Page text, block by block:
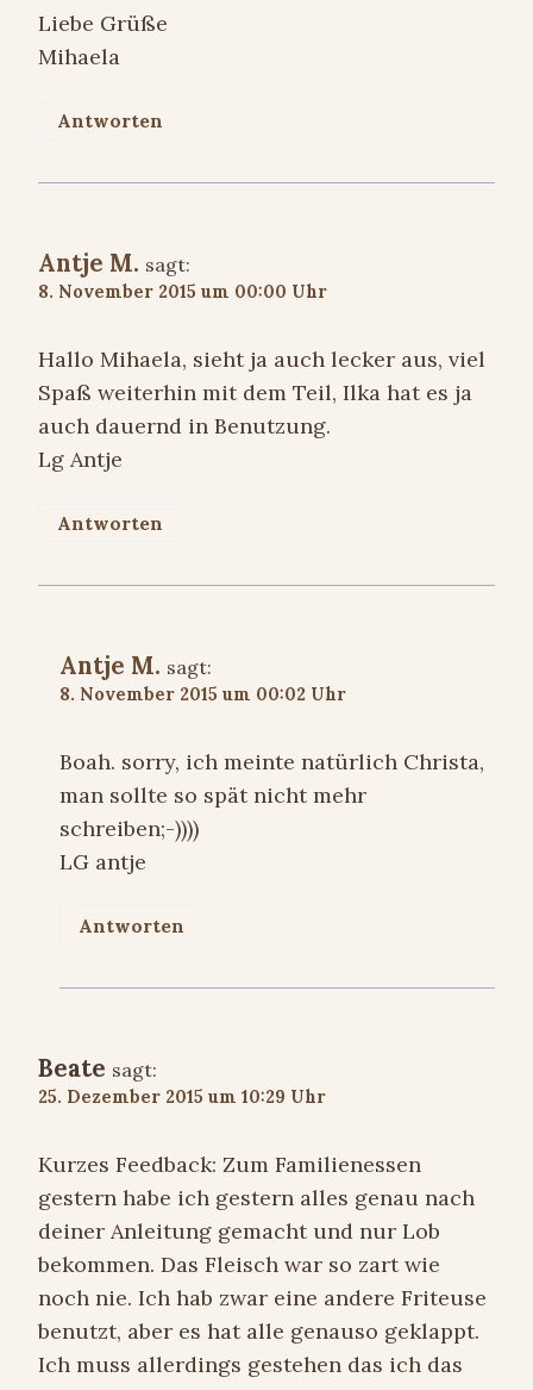
Liebe Grüße
Mihaela
Antworten
Antje M. sagt:
8. November 2015 um 00:00 Uhr
Hallo Mihaela, sieht ja auch lecker aus, viel
Spaß weiterhin mit dem Teil, Ilka hat es ja
auch dauernd in Benutzung.
Lg Antje
Antworten
Antje M. sagt:
8. November 2015 um 00:02 Uhr
Boah. sorry, ich meinte natürlich Christa,
man sollte so spät nicht mehr
schreiben;-))))
LG antje
Antworten
Beate sagt:
25. Dezember 2015 um 10:29 Uhr
Kurzes Feedback: Zum Familienessen
gestern habe ich gestern alles genau nach
deiner Anleitung gemacht und nur Lob
bekommen. Das Fleisch war so zart wie
noch nie. Ich hab zwar eine andere Friteuse
benutzt, aber es hat alle genauso geklappt.
Ich muss allerdings gestehen das ich das